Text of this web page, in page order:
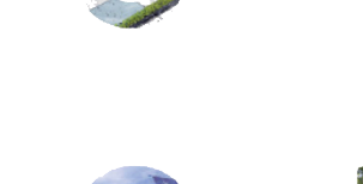
R / Rive Gauche